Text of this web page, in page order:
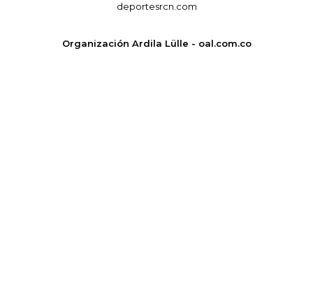
deportesrcn.com
Organización Ardila Lülle - oal.com.co